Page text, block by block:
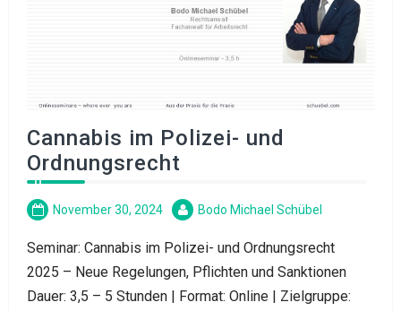
Cannabis im Polizei- und
Ordnungsrecht
November 30, 2024 Bodo Michael Schübel
Seminar: Cannabis im Polizei- und Ordnungsrecht
2025 – Neue Regelungen, Pflichten und Sanktionen
Dauer: 3,5 – 5 Stunden | Format: Online | Zielgruppe: